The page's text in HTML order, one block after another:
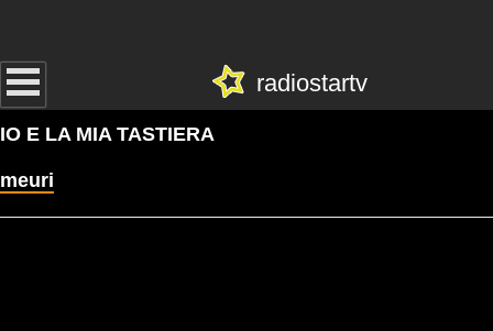
radiostartv
IO E LA MIA TASTIERA
meuri